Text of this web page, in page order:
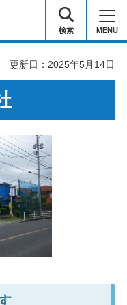
検索 MENU
更新日：2025年5月14日